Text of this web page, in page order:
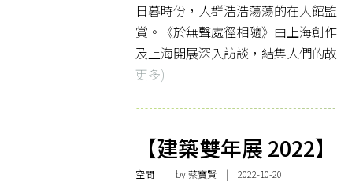
日暮時份，人群浩浩蕩蕩的在大館
賞。《於無聲處徑相隨》由上海創
及上海開展深入訪談，結集人們的
更多)
【建築雙年展 2022
空間 | by 蔡寶賢 | 2022-10-20